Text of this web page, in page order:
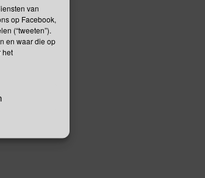
van
op Facebook,
(“tweeten”).
en waar die op
het